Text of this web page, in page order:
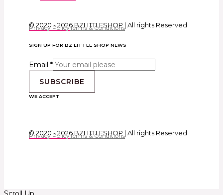
© 2020 - 2026 BZLITTLESHOP | All rights Reserved
Privacy PolicyTerms & Conditions
SIGN UP FOR BZ LITTLE SHOP NEWS
Email *
SUBSCRIBE
WE ACCEPT
© 2020 - 2026 BZLITTLESHOP | All rights Reserved
Privacy PolicyTerms & Conditions